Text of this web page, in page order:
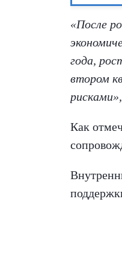
«После
года,
втором
рисками»,
Как